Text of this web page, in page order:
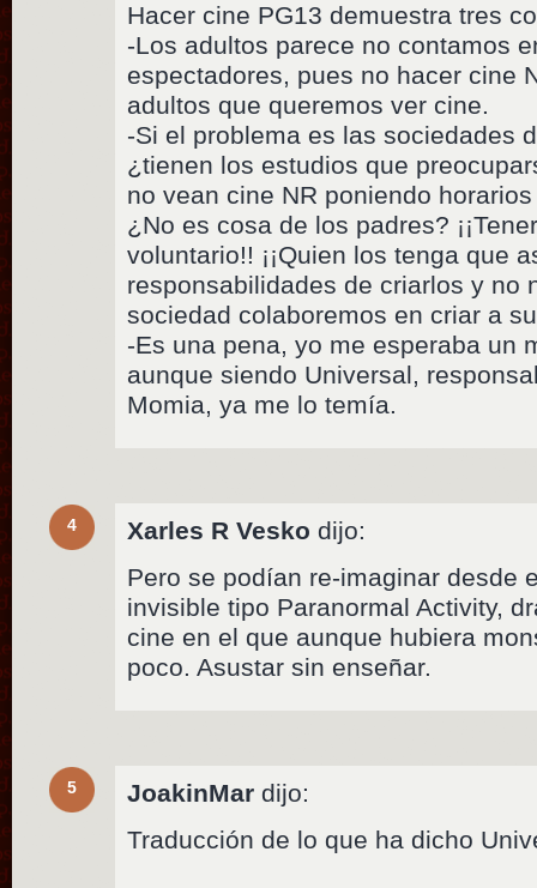
Hacer cine PG13 demuestra tres
-Los adultos parece no contamos
espectadores, pues no hacer cine
adultos que queremos ver cine.
-Si el problema es las sociedades
¿tienen los estudios que
no vean cine NR poniendo
¿No es cosa de los padres?
voluntario!! ¡¡Quien los tenga que
responsabilidades de criarlos y no
sociedad colaboremos en criar a
-Es una pena, yo me esperaba un
aunque siendo Universal,
Momia, ya me lo temía.
4 Xarles R Vesko dijo:
Pero se podían re-imaginar desde
invisible tipo Paranormal Activity,
cine en el que aunque hubiera
poco. Asustar sin enseñar.
5 JoakinMar dijo:
Traducción de lo que ha dicho